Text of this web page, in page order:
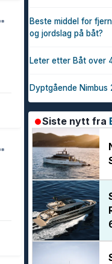
Beste middel for
og jordslag på båt?
Leter etter Båt over
Dyptgående Nimbus
Siste nytt fra